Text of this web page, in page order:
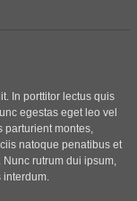
In porttitor lectus quis
egestas eget leo vel
montes,
natoque penatibus et
rutrum dui ipsum,